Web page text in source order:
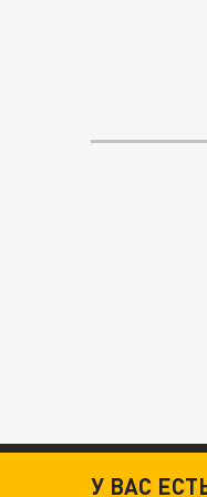
У ВАС